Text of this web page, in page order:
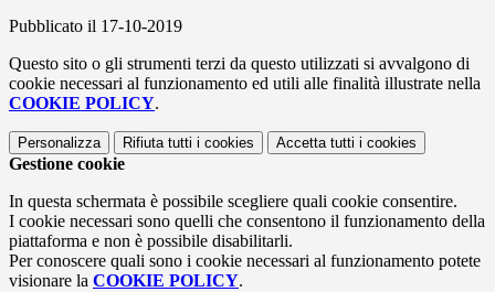
Pubblicato il 17-10-2019
Questo sito o gli strumenti terzi da questo utilizzati si avvalgono di
cookie necessari al funzionamento ed utili alle finalità illustrate nella
COOKIE POLICY.
Personalizza Rifiuta tutti i cookies Accetta tutti i cookies
Gestione cookie
In questa schermata è possibile scegliere quali cookie consentire.
I cookie necessari sono quelli che consentono il funzionamento della
piattaforma e non è possibile disabilitarli.
Per conoscere quali sono i cookie necessari al funzionamento potete
visionare la COOKIE POLICY.